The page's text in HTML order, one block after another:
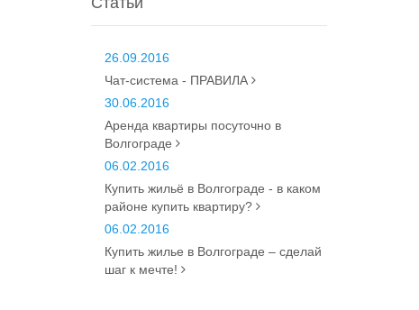
26.09.2016
Чат-система - ПРАВИЛА
30.06.2016
Аренда квартиры посуточно в
Волгограде
06.02.2016
Купить жильё в Волгограде - в каком
районе купить квартиру?
06.02.2016
Купить жилье в Волгограде – сделай
шаг к мечте!